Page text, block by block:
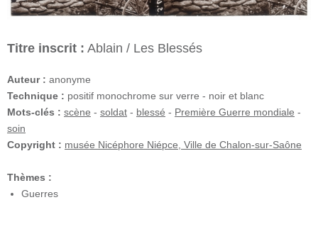
Titre inscrit : Ablain / Les Blessés
Auteur : anonyme
Technique : positif monochrome sur verre - noir et blanc
Mots-clés : scène - soldat - blessé - Première Guerre mondiale -
soin
Copyright : musée Nicéphore Niépce, Ville de Chalon-sur-Saône
Thèmes :
Guerres